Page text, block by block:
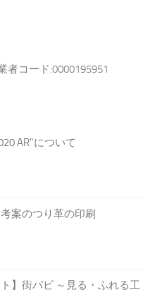
コード:0000195951
AR"について
案のつり革の印刷
ト】街パビ ～見る・ふれる工